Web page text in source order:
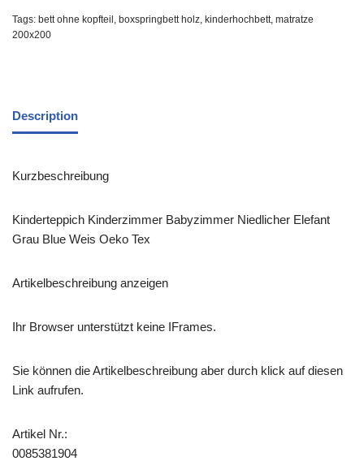
Tags: bett ohne kopfteil , boxspringbett holz, kinderhochbett, matratze
200x200
Description
Kurzbeschreibung
Kinderteppich Kinderzimmer Babyzimmer Niedlicher Elefant
Grau Blue Weis Oeko Tex
Artikelbeschreibung anzeigen
Ihr Browser unterstützt keine IFrames.
Sie können die Artikelbeschreibung aber durch klick auf diesen
Link aufrufen.
Artikel Nr.:
0085381904